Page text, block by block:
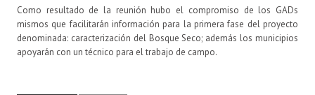
Como resultado de la reunión hubo el compromiso de los GADs
mismos que facilitarán información para la primera fase del proyecto
denominada: caracterización del Bosque Seco; además los municipios
apoyarán con un técnico para el trabajo de campo.